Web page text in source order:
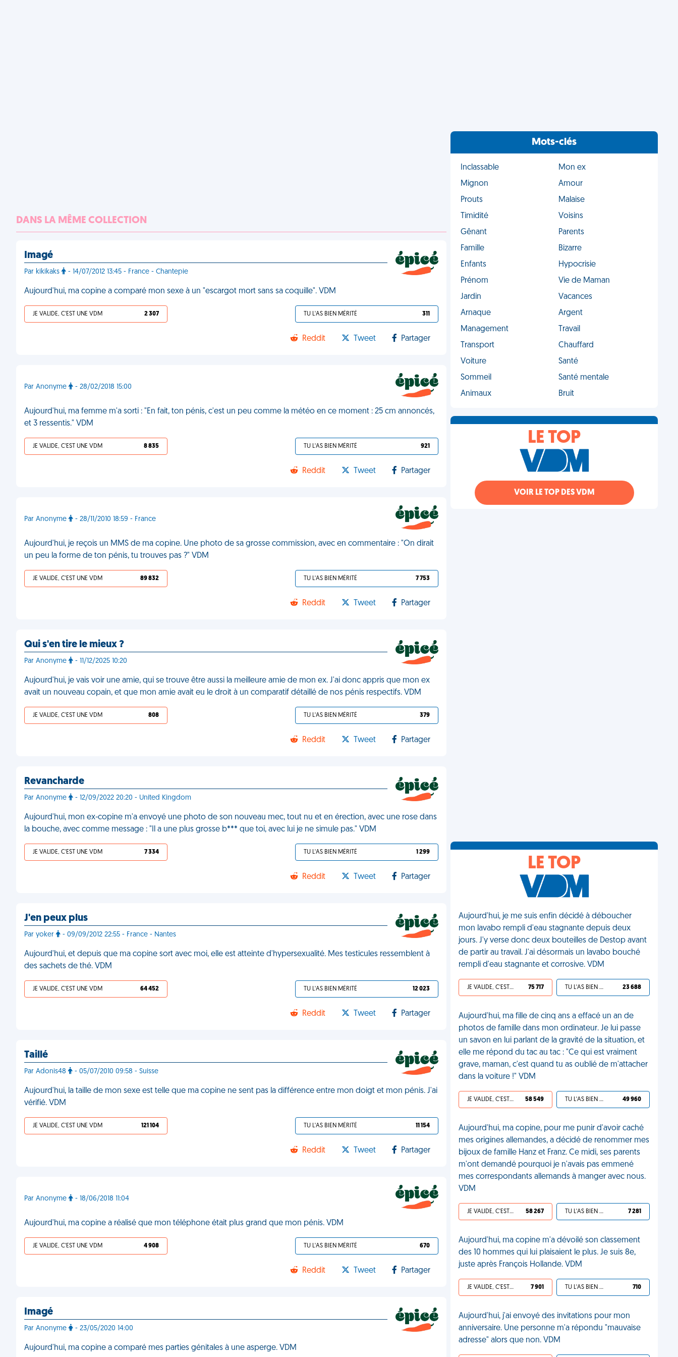
DANS LA MÊME COLLECTION
Imagé
Par kikikaks - 14/07/2012 13:45 - France - Chantepie
Aujourd'hui, ma copine a comparé mon sexe à un "escargot mort sans sa coquille". VDM
JE VALIDE, C'EST UNE VDM 2 307 TU L'AS BIEN MÉRITÉ 311
Reddit Tweet Partager
Par Anonyme - 28/02/2018 15:00
Aujourd'hui, ma femme m'a sorti : "En fait, ton pénis, c'est un peu comme la météo en ce moment : 25 cm annoncés,
et 3 ressentis." VDM
JE VALIDE, C'EST UNE VDM 8 835 TU L'AS BIEN MÉRITÉ 921
Reddit Tweet Partager
Par Anonyme - 28/11/2010 18:59 - France
Aujourd'hui, je reçois un MMS de ma copine. Une photo de sa grosse commission, avec en commentaire : "On dirait
un peu la forme de ton pénis, tu trouves pas ?" VDM
JE VALIDE, C'EST UNE VDM 89 832 TU L'AS BIEN MÉRITÉ 7 753
Reddit Tweet Partager
Qui s'en tire le mieux ?
Par Anonyme - 11/12/2025 10:20
Aujourd'hui, je vais voir une amie, qui se trouve être aussi la meilleure amie de mon ex. J'ai donc appris que mon ex
avait un nouveau copain, et que mon amie avait eu le droit à un comparatif détaillé de nos pénis respectifs. VDM
JE VALIDE, C'EST UNE VDM 808 TU L'AS BIEN MÉRITÉ 379
Reddit Tweet Partager
Revancharde
Par Anonyme - 12/09/2022 20:20 - United Kingdom
Aujourd'hui, mon ex-copine m'a envoyé une photo de son nouveau mec, tout nu et en érection, avec une rose dans
la bouche, avec comme message : "Il a une plus grosse b*** que toi, avec lui je ne simule pas." VDM
JE VALIDE, C'EST UNE VDM 7 334 TU L'AS BIEN MÉRITÉ 1 299
Reddit Tweet Partager
J'en peux plus
Par yoker - 09/09/2012 22:55 - France - Nantes
Aujourd'hui, et depuis que ma copine sort avec moi, elle est atteinte d'hypersexualité. Mes testicules ressemblent à
des sachets de thé. VDM
JE VALIDE, C'EST UNE VDM 64 452 TU L'AS BIEN MÉRITÉ 12 023
Reddit Tweet Partager
Taillé
Par Adonis48 - 05/07/2010 09:58 - Suisse
Aujourd'hui, la taille de mon sexe est telle que ma copine ne sent pas la différence entre mon doigt et mon pénis. J'ai
vérifié. VDM
JE VALIDE, C'EST UNE VDM 121 104 TU L'AS BIEN MÉRITÉ 11 154
Reddit Tweet Partager
Par Anonyme - 18/06/2018 11:04
Aujourd'hui, ma copine a réalisé que mon téléphone était plus grand que mon pénis. VDM
JE VALIDE, C'EST UNE VDM 4 908 TU L'AS BIEN MÉRITÉ 670
Reddit Tweet Partager
Imagé
Par Anonyme - 23/05/2020 14:00
Aujourd'hui, ma copine a comparé mes parties génitales à une asperge. VDM
Mots-clés
Inclassable
Mon ex
Mignon
Amour
Prouts
Malaise
Timidité
Voisins
Gênant
Parents
Famille
Bizarre
Enfants
Hypocrisie
Prénom
Vie de Maman
Jardin
Vacances
Arnaque
Argent
Management
Travail
Transport
Chauffard
Voiture
Santé
Sommeil
Santé mentale
Animaux
Bruit
LE TOP
VOIR LE TOP DES VDM
LE TOP
Aujourd'hui, je me suis enfin décidé à déboucher
mon lavabo rempli d'eau stagnante depuis deux
jours. J'y verse donc deux bouteilles de Destop avant
de partir au travail. J'ai désormais un lavabo bouché
rempli d'eau stagnante et corrosive. VDM
JE VALIDE, C'EST UNE VDM 75 717 TU L'AS BIEN MÉRITÉ 23 688
Aujourd'hui, ma fille de cinq ans a effacé un an de
photos de famille dans mon ordinateur. Je lui passe
un savon en lui parlant de la gravité de la situation, et
elle me répond du tac au tac : "Ce qui est vraiment
grave, maman, c'est quand tu as oublié de m'attacher
dans la voiture !" VDM
JE VALIDE, C'EST UNE VDM 58 549 TU L'AS BIEN MÉRITÉ 49 960
Aujourd'hui, ma copine, pour me punir d'avoir caché
mes origines allemandes, a décidé de renommer mes
bijoux de famille Hanz et Franz. Ce midi, ses parents
m'ont demandé pourquoi je n'avais pas emmené
mes correspondants allemands à manger avec nous.
VDM
JE VALIDE, C'EST UNE VDM 58 267 TU L'AS BIEN MÉRITÉ 7 281
Aujourd'hui, ma copine m'a dévoilé son classement
des 10 hommes qui lui plaisaient le plus. Je suis 8e,
juste après François Hollande. VDM
JE VALIDE, C'EST UNE VDM 7 901 TU L'AS BIEN MÉRITÉ 710
Aujourd'hui, j'ai envoyé des invitations pour mon
anniversaire. Une personne m'a répondu "mauvaise
adresse" alors que non. VDM